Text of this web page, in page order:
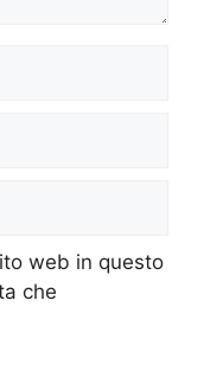
web in questo
che